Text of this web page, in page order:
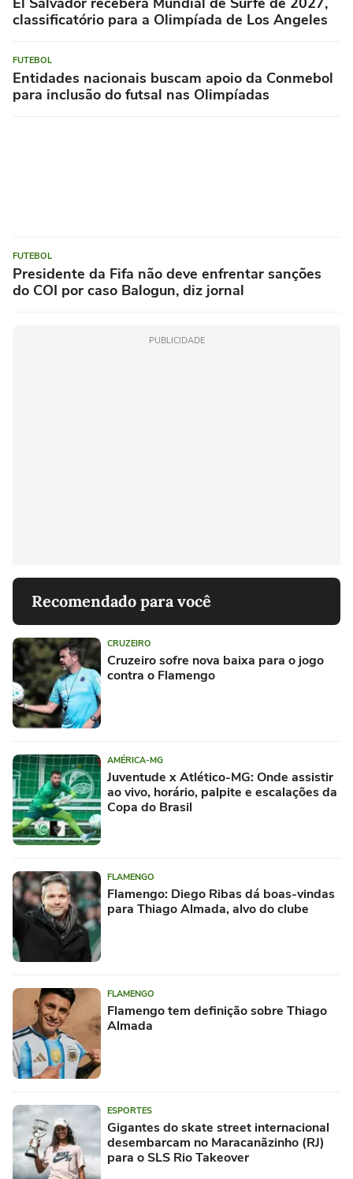
classificatório para a Olimpíada de Los Angeles
FUTEBOL
Entidades nacionais buscam apoio da Conmebol
para inclusão do futsal nas Olimpíadas
FUTEBOL
Presidente da Fifa não deve enfrentar sanções
do COI por caso Balogun, diz jornal
PUBLICIDADE
Recomendado para você
CRUZEIRO
Cruzeiro sofre nova baixa para o jogo
contra o Flamengo
AMÉRICA-MG
Juventude x Atlético-MG: Onde assistir
ao vivo, horário, palpite e escalações da
Copa do Brasil
FLAMENGO
Flamengo: Diego Ribas dá boas-vindas
para Thiago Almada, alvo do clube
FLAMENGO
Flamengo tem definição sobre Thiago
Almada
ESPORTES
Gigantes do skate street internacional
desembarcam no Maracanãzinho (RJ)
para o SLS Rio Takeover